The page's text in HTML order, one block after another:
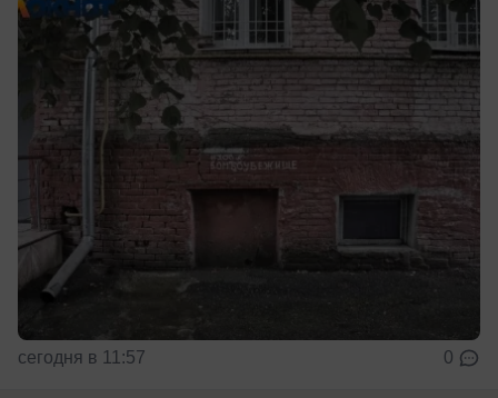
сегодня в 11:57 0